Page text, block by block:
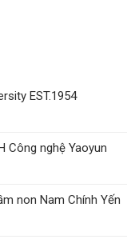
EST.1954
Công nghệ Yaoyun
non Nam Chính Yến